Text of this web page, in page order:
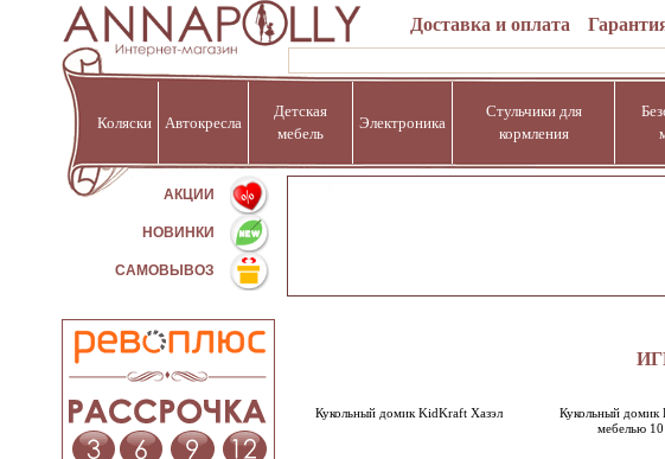
Доставка и оплата
Коляски Автокресла
Детская
мебель
Электроника
Стульчики для
кормления
АКЦИИ %
НОВИНКИ
САМОВЫВОЗ
Кукольный домик KidKraft Хазэл
Кукольный
мебелью 10